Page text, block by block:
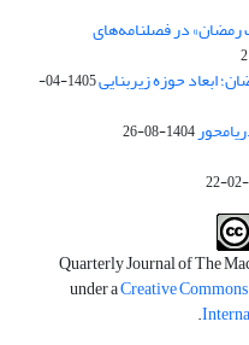
رمضان» در فصلنامه‌های
ابعاد حوزه زیربنایی
1405-04-
1404-08-26
Quarterly Journal of The
under aCreative
.